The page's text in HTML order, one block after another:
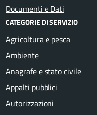
Documenti e Dati
CATEGORIE DI SERVIZIO
Agricoltura e pesca
Ambiente
Anagrafe e stato civile
Appalti pubblici
Autorizzazioni